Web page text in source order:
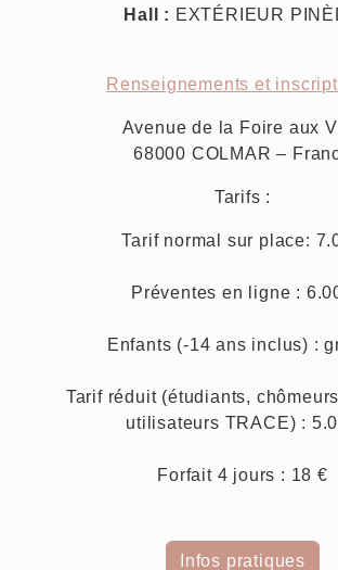
Hall : EXTÉRIEUR
Renseignements et
Avenue de la Foire aux
68000 COLMAR –
Tarifs :
Tarif normal sur place:
Préventes en ligne :
Enfants (-14 ans inclus) :
Tarif réduit (étudiants,
utilisateurs TRACE) :
Forfait 4 jours : 18 €
Infos pratiques